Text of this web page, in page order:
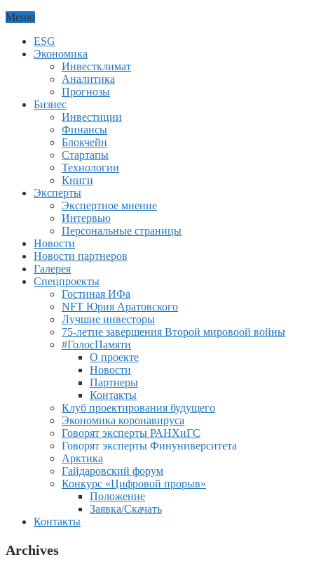
Меню
ESG
Экономика
Инвестклимат
Аналитика
Прогнозы
Бизнес
Инвестиции
Финансы
Блокчейн
Стартапы
Технологии
Книги
Эксперты
Экспертное мнение
Интервью
Персональные страницы
Новости
Новости партнеров
Галерея
Спецпроекты
Гостиная ИФа
NFT Юрия Аратовского
Лучшие инвесторы
75-летие завершения Второй мировоой войны
#ГолосПамяти
О проекте
Новости
Партнеры
Контакты
Клуб проектирования будущего
Экономика коронавируса
Говорят эксперты РАНХиГС
Говорят эксперты Финуниверситета
Арктика
Гайдаровский форум
Конкурс «Цифровой прорыв»
Положение
Заявка/Скачать
Контакты
Archives